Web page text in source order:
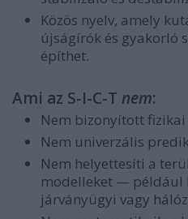
Közös nyelv, amely
újságírók és gyakorló
építhet.
Ami az S-I-C-T nem:
Nem bizonyított fizikai
Nem univerzális
Nem helyettesíti a
modelleket — például
járványügyi vagy